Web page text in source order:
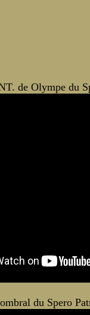
de Olympe du
du Spero